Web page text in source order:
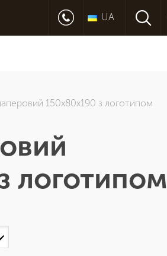
UA
150х80х190 з логотипом
логотипом